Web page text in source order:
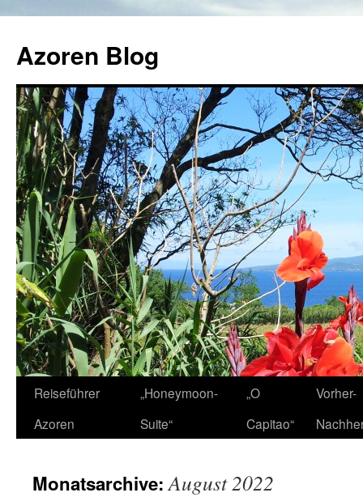
Azoren Blog
Zum
Inhalt
Reiseführer
Azoren
„Honeymoon-
Suite“
„O
Capitao“
Vorher-
Monatsarchive:August 2022